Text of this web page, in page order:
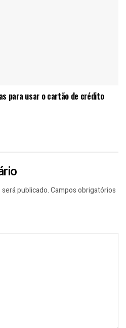
para usar o cartão de crédito
publicado.Campos obrigatórios